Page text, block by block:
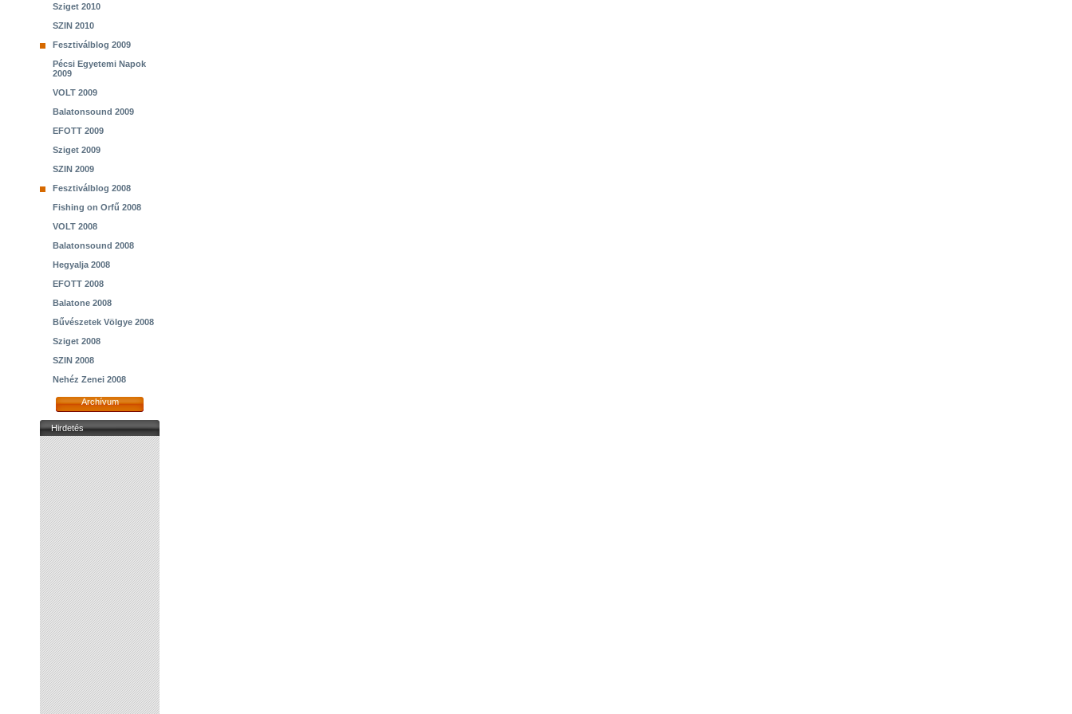
Sziget 2010
SZIN 2010
Fesztiválblog 2009
Pécsi Egyetemi Napok
2009
VOLT 2009
Balatonsound 2009
EFOTT 2009
Sziget 2009
SZIN 2009
Fesztiválblog 2008
Fishing on Orfű 2008
VOLT 2008
Balatonsound 2008
Hegyalja 2008
EFOTT 2008
Balatone 2008
Bűvészetek Völgye 2008
Sziget 2008
SZIN 2008
Nehéz Zenei 2008
Archívum
Hirdetés